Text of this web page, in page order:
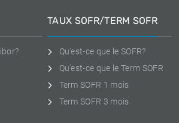
TAUX SOFR/TERM SOFR
Qu'est-ce que le SOFR?
Qu'est-ce que le Term SOFR
Term SOFR 1 mois
Term SOFR 3 mois